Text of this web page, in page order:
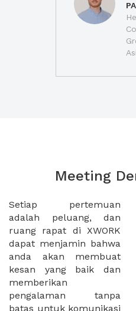
Meeting
Setiap pertemuan
adalah peluang, dan
ruang rapat di XWORK
dapat menjamin bahwa
anda akan membuat
kesan yang baik dan
memberikan
pengalaman tanpa
batas untuk komunikasi
lancar. apakah Anda
memerlukan ruang
pertemuan kecil untuk
empat orang, atau
berkapasitas hingga
puluhan orang. Apakah
anda membutuhkan
ruang rapat mewah?
anda akan menemukan